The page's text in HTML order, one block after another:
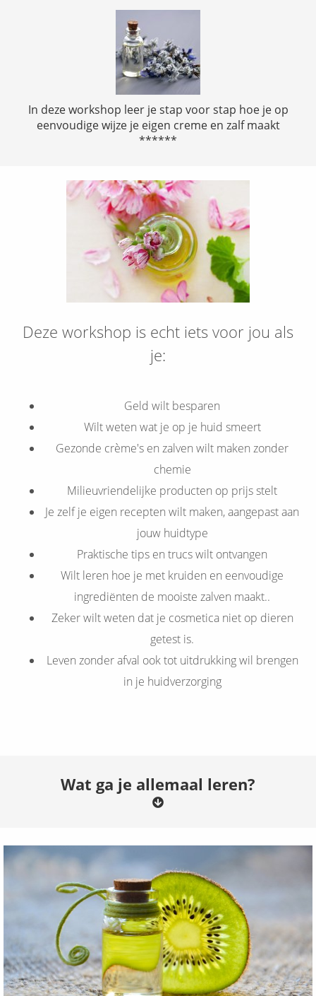
In deze workshop leer je stap voor stap hoe je op
eenvoudige wijze je eigen creme en zalf maakt
******
Deze workshop is echt iets voor jou als
je:
Geld wilt besparen
Wilt weten wat je op je huid smeert
Gezonde crème's en zalven wilt maken zonder
chemie
Milieuvriendelijke producten op prijs stelt
Je zelf je eigen recepten wilt maken, aangepast aan
jouw huidtype
Praktische tips en trucs wilt ontvangen
Wilt leren hoe je met kruiden en eenvoudige
ingrediënten de mooiste zalven maakt..
Zeker wilt weten dat je cosmetica niet op dieren
getest is.
Leven zonder afval ook tot uitdrukking wil brengen
in je huidverzorging
Wat ga je allemaal leren?